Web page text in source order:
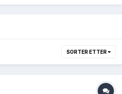
SORTER ETTER